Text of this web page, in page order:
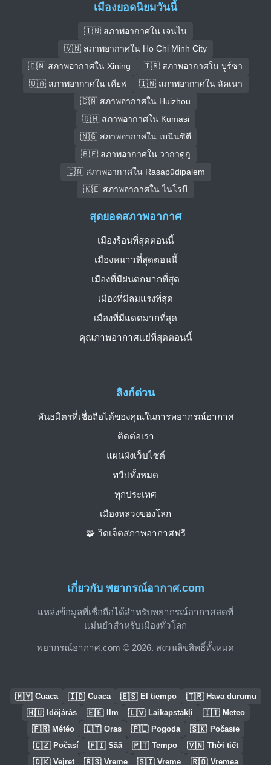
เมืองยอดนิยมวันนี้
🇮🇳 สภาพอากาศใน เจนไน
🇻🇳 สภาพอากาศใน Ho Chi Minh City
🇨🇳 สภาพอากาศใน Xining
🇹🇷 สภาพอากาศใน บูร์ซา
🇺🇦 สภาพอากาศใน เคียฟ
🇮🇳 สภาพอากาศใน ลัคเนา
🇨🇳 สภาพอากาศใน Huizhou
🇬🇭 สภาพอากาศใน Kumasi
🇳🇬 สภาพอากาศใน เบนินซิตี
🇧🇫 สภาพอากาศใน วากาดูกู
🇮🇳 สภาพอากาศใน Rasapūdipalem
🇰🇪 สภาพอากาศใน ไนโรบี
เกี่ยวกับ พยากรณ์อากาศ.com
แหล่งข้อมูลที่เชื่อถือได้สำหรับพยากรณ์อากาศสดที่
แม่นยำสำหรับเมืองทั่วโลก
พยากรณ์อากาศ.com © 2026. สงวนลิขสิทธิ์ทั้งหมด
ลิงก์ด่วน
พันธมิตรที่เชื่อถือได้ของคุณในการพยากรณ์อากาศ
ติดต่อเรา
แผนผังเว็บไซต์
ทวีปทั้งหมด
ทุกประเทศ
เมืองหลวงของโลก
🧩 วิดเจ็ตสภาพอากาศฟรี
สุดยอดสภาพอากาศ
เมืองร้อนที่สุดตอนนี้
เมืองหนาวที่สุดตอนนี้
เมืองที่มีฝนตกมากที่สุด
เมืองที่มีลมแรงที่สุด
เมืองที่มีแดดมากที่สุด
คุณภาพอากาศแย่ที่สุดตอนนี้
🇲🇾 Cuaca 🇮🇩 Cuaca 🇪🇸 El tiempo 🇹🇷 Hava durumu
🇭🇺 Időjárás 🇪🇪 Ilm 🇱🇻 Laikapstākļi 🇮🇹 Meteo
🇫🇷 Météo 🇱🇹 Oras 🇵🇱 Pogoda 🇸🇰 Počasie
🇨🇿 Počasí 🇫🇮 Sää 🇵🇹 Tempo 🇻🇳 Thời tiết
🇩🇰 Vejret 🇷🇸 Vreme 🇸🇮 Vreme 🇷🇴 Vremea